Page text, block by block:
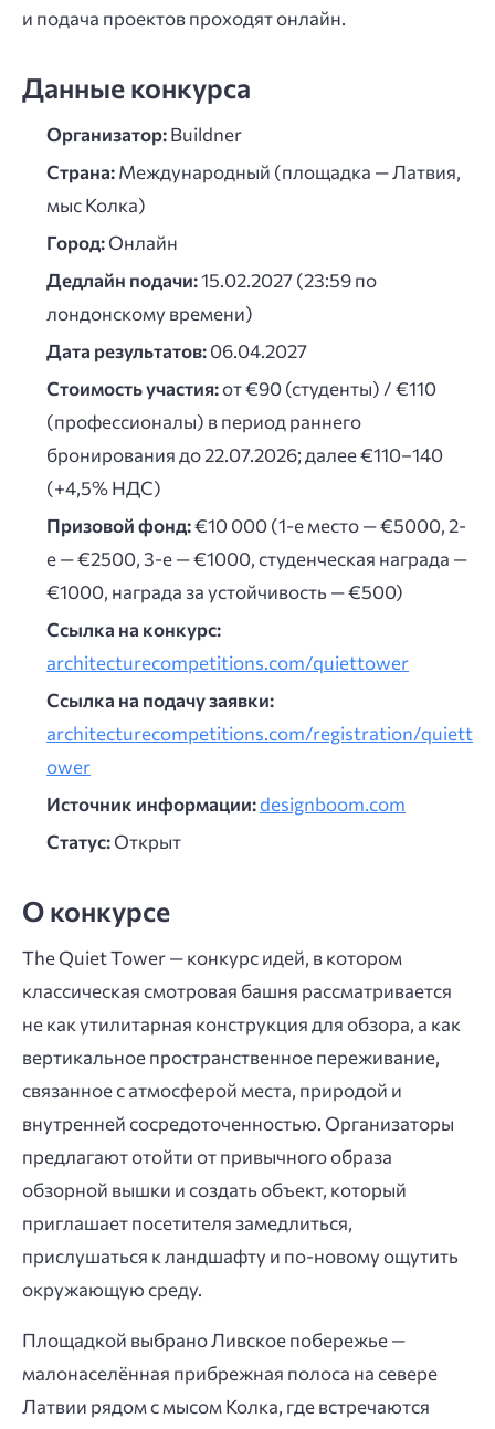
и подача проектов проходят онлайн.
Данные конкурса
Организатор:Buildner
Страна:Международный (площадка — Латвия,
мыс Колка)
Город:Онлайн
Дедлайн подачи:15.02.2027 (23:59 по
лондонскому времени)
Дата результатов:06.04.2027
Стоимость участия:от €90 (студенты) / €110
(профессионалы) в период раннего
бронирования до 22.07.2026; далее €110–140
(+4,5% НДС)
Призовой фонд:€10 000 (1-е место — €5000, 2-
е — €2500, 3-е — €1000, студенческая награда —
€1000, награда за устойчивость — €500)
Ссылка на конкурс:
architecturecompetitions.com/quiettower
Ссылка на подачу заявки:
architecturecompetitions.com/registration/quiett
ower
Источник информации:designboom.com
Статус:Открыт
О конкурсе
The Quiet Tower — конкурс идей, в котором
классическая смотровая башня рассматривается
не как утилитарная конструкция для обзора, а как
вертикальное пространственное переживание,
связанное с атмосферой места, природой и
внутренней сосредоточенностью. Организаторы
предлагают отойти от привычного образа
обзорной вышки и создать объект, который
приглашает посетителя замедлиться,
прислушаться к ландшафту и по-новому ощутить
окружающую среду.
Площадкой выбрано Ливское побережье —
малонаселённая прибрежная полоса на севере
Латвии рядом с мысом Колка, где встречаются